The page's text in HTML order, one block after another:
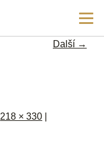
Další →
218 × 330